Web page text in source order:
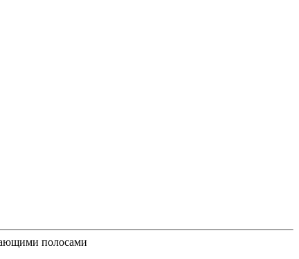
полосами